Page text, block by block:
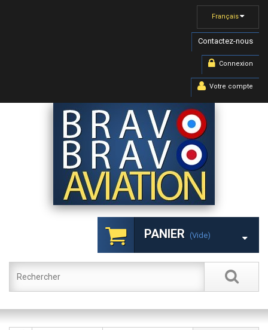
Français
Contactez-nous
Connexion
Votre compte
PANIER (vide)